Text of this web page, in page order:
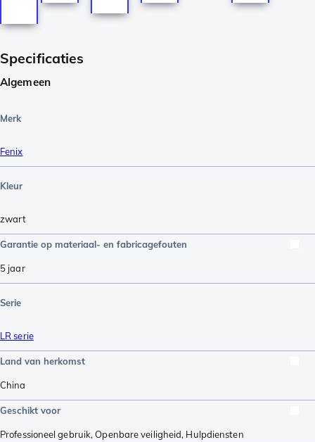
Specificaties
Algemeen
Merk
Fenix
Kleur
zwart
Garantie op materiaal- en fabricagefouten
5 jaar
Serie
LR serie
Land van herkomst
China
Geschikt voor
Professioneel gebruik,Openbare veiligheid, Hulpdiensten